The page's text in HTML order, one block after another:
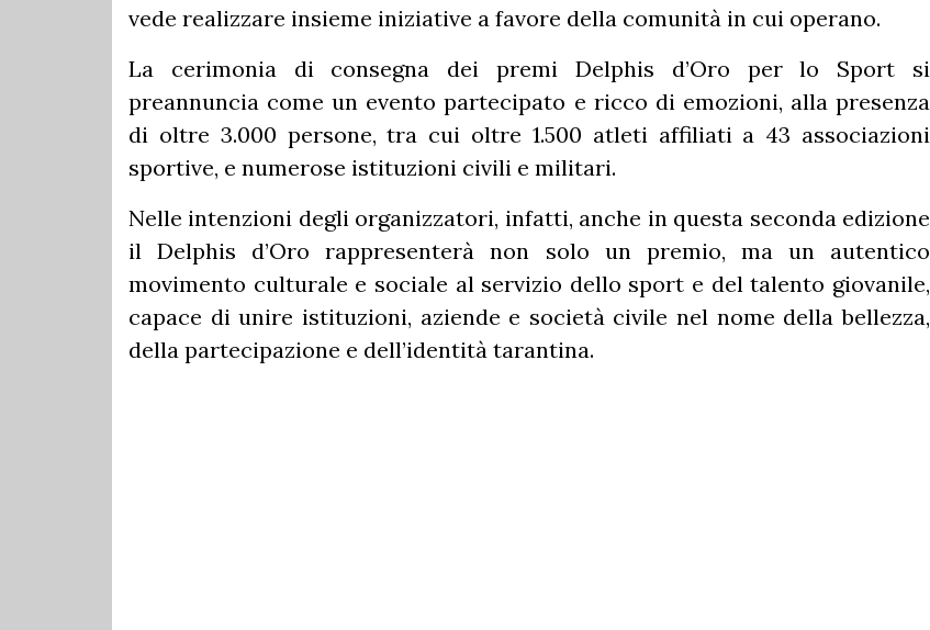
vede realizzare insieme iniziative a favore della comunità in cui operano.
La cerimonia di consegna dei premi Delphis d’Oro per lo Sport si
preannuncia come un evento partecipato e ricco di emozioni, alla presenza
di oltre 3.000 persone, tra cui oltre 1.500 atleti affiliati a 43 associazioni
sportive, e numerose istituzioni civili e militari.
Nelle intenzioni degli organizzatori, infatti, anche in questa seconda edizione
il Delphis d’Oro rappresenterà non solo un premio, ma un autentico
movimento culturale e sociale al servizio dello sport e del talento giovanile,
capace di unire istituzioni, aziende e società civile nel nome della bellezza,
della partecipazione e dell’identità tarantina.